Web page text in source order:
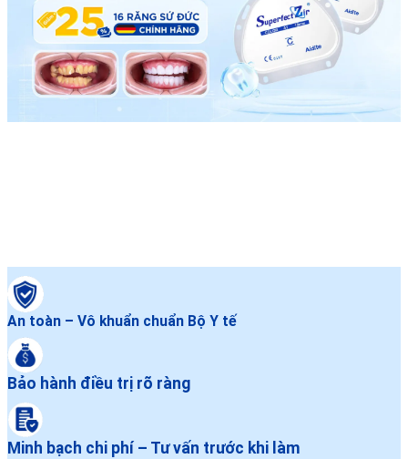
An toàn – Vô khuẩn chuẩn Bộ Y tế
Bảo hành điều trị rõ ràng
Minh bạch chi phí – Tư vấn trước khi làm